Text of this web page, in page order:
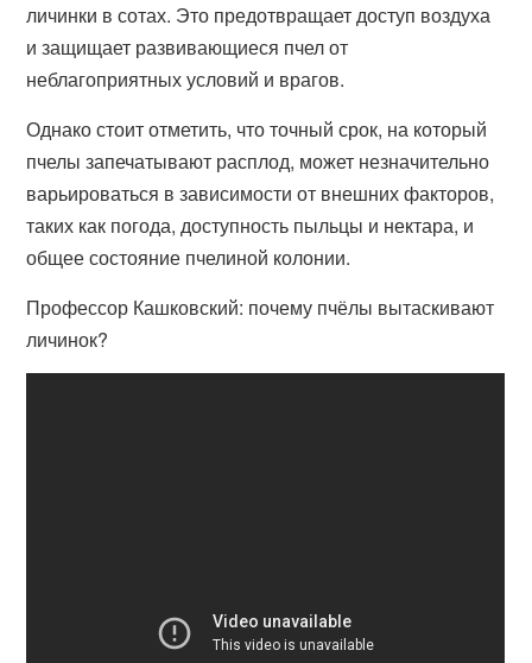
личинки в сотах. Это предотвращает доступ воздуха
и защищает развивающиеся пчел от
неблагоприятных условий и врагов.
Однако стоит отметить, что точный срок, на который
пчелы запечатывают расплод, может незначительно
варьироваться в зависимости от внешних факторов,
таких как погода, доступность пыльцы и нектара, и
общее состояние пчелиной колонии.
Профессор Кашковский: почему пчёлы вытаскивают
личинок?